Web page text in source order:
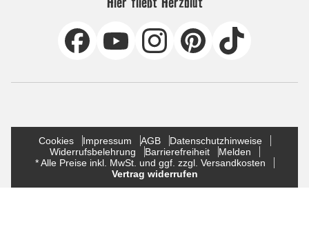
Cookies Impressum AGB
Datenschutzhinweise
Widerrufsbelehrung
Barrierefreiheit
Melden
* Alle Preise inkl. MwSt. und ggf. zzgl. Versandkosten
Vertrag widerrufen